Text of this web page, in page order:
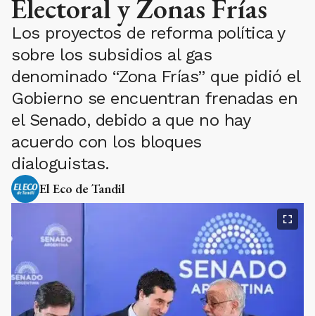
Electoral y Zonas Frías
Los proyectos de reforma política y
sobre los subsidios al gas
denominado “Zona Frías” que pidió el
Gobierno se encuentran frenadas en
el Senado, debido a que no hay
acuerdo con los bloques
dialoguistas.
El Eco de Tandil